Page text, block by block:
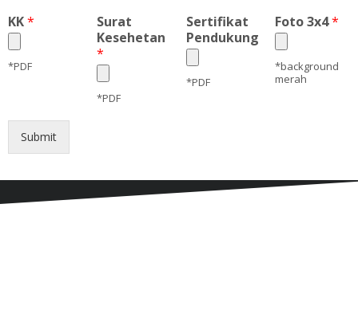
KK*
*PDF
Surat
Kesehetan
*
*PDF
Sertifikat
Pendukung
*PDF
Foto 3x4*
*background
merah
Submit